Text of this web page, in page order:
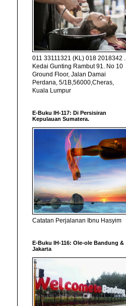
011 33111321 (KL) 018 2018342 .
Kedai Gunting Rambut 91. No 10
Ground Floor, Jalan Damai
Perdana, 5/1B,56000,Cheras,
Kuala Lumpur
E-Buku IH-117: Di Persisiran
Kepulauan Sumatera.
Catatan Perjalanan Ibnu Hasyim
E-Buku IH-116: Ole-ole Bandung &
Jakarta